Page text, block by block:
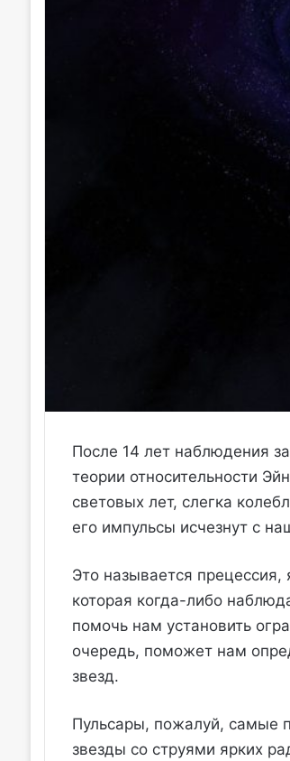
После 14 лет наблюдения
теории относительности
световых лет, слегка
его импульсы исчезнут с
Это называется
которая когда-либо
помочь нам установить
очередь, поможет нам
звезд.
Пульсары, пожалуй, самые
звезды со струями ярких